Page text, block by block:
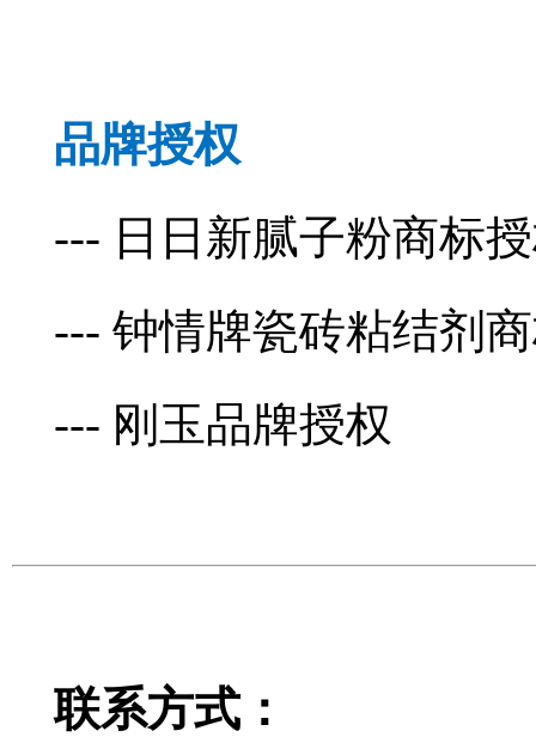
品牌授权
--- 日日新腻子粉商标
--- 钟情牌瓷砖粘结剂
--- 刚玉品牌授权
联系方式：